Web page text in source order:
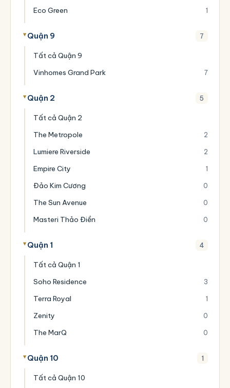
Eco Green 1
Quận 9 7
Tất cả Quận 9
Vinhomes Grand Park
7
Quận 2 5
Tất cả Quận 2
The Metropole
2
Lumiere Riverside 2
Empire City 1
Đảo Kim Cương 0
The Sun Avenue 0
Masteri Thảo Điền 0
Quận 1 4
Tất cả Quận 1
Soho Residence
3
Terra Royal 1
Zenity 0
The MarQ 0
Quận 10 1
Tất cả Quận 10